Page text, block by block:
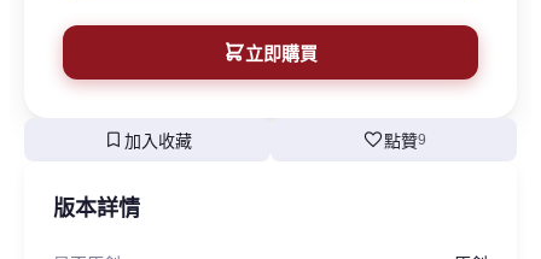
立即購買
bookmark 加入收藏 favorite點贊9
版本詳情